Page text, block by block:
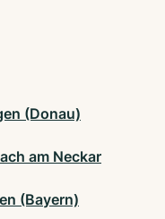
(Donau)
am Neckar
(Bayern)